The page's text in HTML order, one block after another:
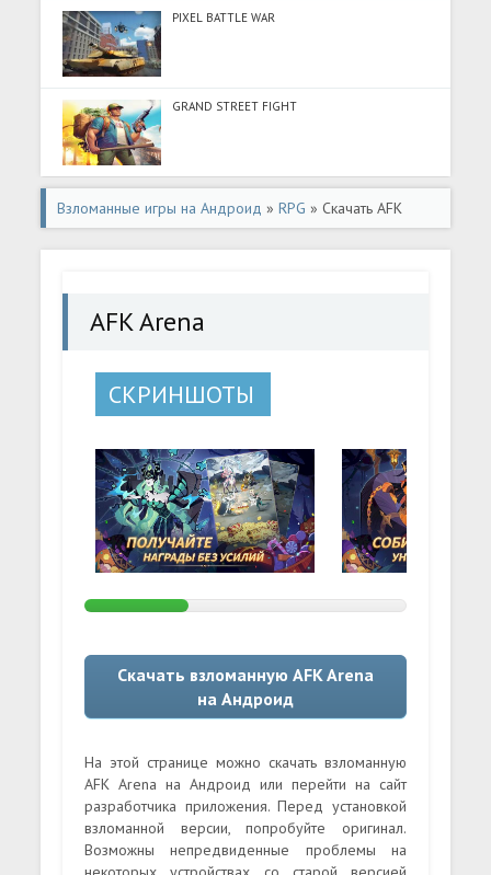
PIXEL BATTLE WAR
GRAND STREET FIGHT
Взломанные игры на Андроид »RPG » Скачать AFK
Arena (Много денег) на Андроид
AFK Arena
СКРИНШОТЫ
Скачать взломанную AFK Arena
на Андроид
На этой странице можно скачать взломанную
AFK Arena на Андроид или перейти на сайт
разработчика приложения. Перед установкой
взломанной версии, попробуйте оригинал.
Возможны непредвиденные проблемы на